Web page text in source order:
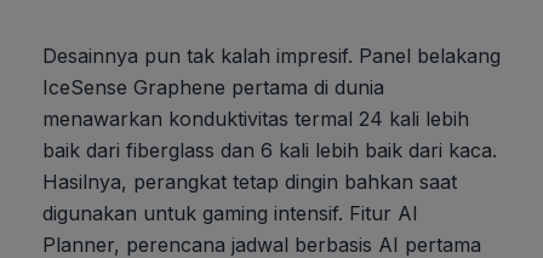
Desainnya pun tak kalah impresif. Panel belakang
IceSense Graphene pertama di dunia
menawarkan konduktivitas termal 24 kali lebih
baik dari fiberglass dan 6 kali lebih baik dari kaca.
Hasilnya, perangkat tetap dingin bahkan saat
digunakan untuk gaming intensif. Fitur AI
Planner, perencana jadwal berbasis AI pertama